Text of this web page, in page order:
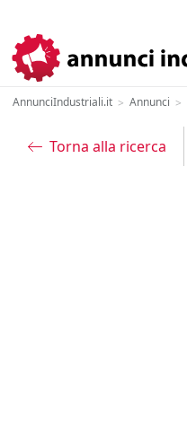
AnnunciIndustriali.it > Annunci >
Torna alla ricerca